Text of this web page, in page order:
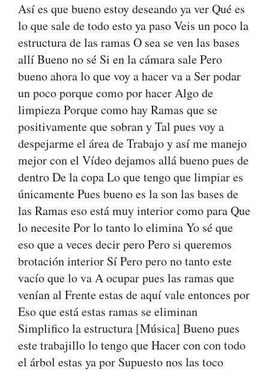
Así es que bueno estoy deseando ya ver Qué es
lo que sale de todo esto ya paso Veis un poco la
estructura de las ramas O sea se ven las bases
allí Bueno no sé Si en la cámara sale Pero
bueno ahora lo que voy a hacer va a Ser podar
un poco porque como por hacer Algo de
limpieza Porque como hay Ramas que se
positivamente que sobran y Tal pues voy a
despejarme el área de Trabajo y así me manejo
mejor con el Vídeo dejamos allá bueno pues de
dentro De la copa Lo que tengo que limpiar es
únicamente Pues bueno es la son las bases de
las Ramas eso está muy interior como para Que
lo necesite Por lo tanto lo elimina Yo sé que
eso que a veces decir pero Pero si queremos
brotación interior Sí Pero pero no tanto este
vacío que lo va A ocupar pues las ramas que
venían al Frente estas de aquí vale entonces por
Eso que está estas ramas se eliminan
Simplifico la estructura [Música] Bueno pues
este trabajillo lo tengo que Hacer con con todo
el árbol estas ya por Supuesto nos las toco